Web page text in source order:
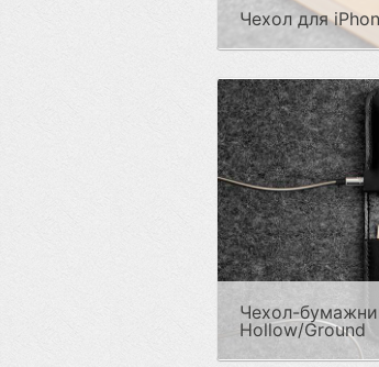
Чехол для
Чехол-
Hollow/Ground